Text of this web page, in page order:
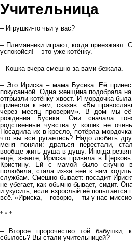
Учительница
– Игрушки-то чьи у вас?
– Племянники играют, когда приезжают.
успокойся! – это уже котёнку.
– Кошка вчера смешно за вами бежала.
– Это Ириска – мама Бусика. Её
покусанной. Одна женщина подобрала на
отгрызли котёнку хвост. И мордочка
принесла к нам, сказав: «Вы
через месяц проверим». В дом мы
рождения Бусика. Они сначала
родственные чувства у кошек не
Посадила их в кресло, потёрла
что вы всё ругаетесь? Надо любить
меня поняли: драться перестали,
вообще жить душа в душу. Иногда
ещё, знаете, Ириска привела в
Кристину. Ей с мамой было скучно
полюбила, стала из-за неё к нам
службам. Смешно бывает: посадит
не убегает, как обычно бывает, сидит.
и укусить, если взрослый её попытается
всё. «Ириска, – говорю, – ты у нас
* * *
– Второе пророчество той бабушки,
сбылось? Вы стали учительницей?